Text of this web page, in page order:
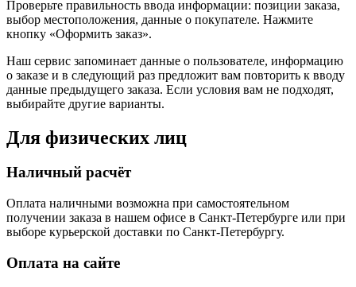
Проверьте правильность ввода информации: позиции заказа,
выбор местоположения, данные о покупателе. Нажмите
кнопку «Оформить заказ».
Наш сервис запоминает данные о пользователе, информацию
о заказе и в следующий раз предложит вам повторить к вводу
данные предыдущего заказа. Если условия вам не подходят,
выбирайте другие варианты.
Для физических лиц
Наличный расчёт
Оплата наличными возможна при самостоятельном
получении заказа в нашем офисе в Санкт-Петербурге или при
выборе курьерской доставки по Санкт-Петербургу.
Оплата на сайте